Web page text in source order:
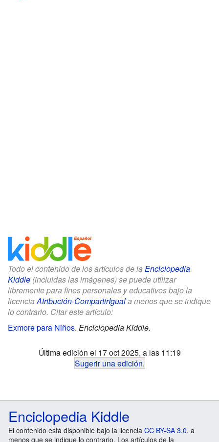
Todo el contenido de los artículos de la Enciclopedia
Kiddle (incluidas las imágenes) se puede utilizar
libremente para fines personales y educativos bajo la
licenciaAtribución-CompartirIguala menos que se indique
lo contrario. Citar este artículo:
Exmore para Niños. Enciclopedia Kiddle.
Última edición el 17 oct 2025, a las 11:19
Sugerir una edición.
Enciclopedia Kiddle
El contenido está disponible bajo la licencia CC BY-SA 3.0, a
menos que se indique lo contrario. Los artículos de la